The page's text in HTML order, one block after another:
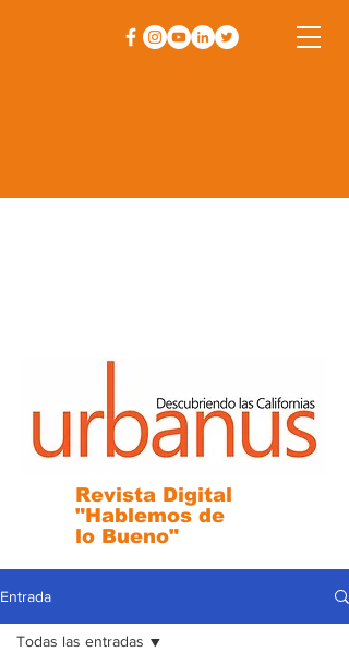
Revista Digital
"Hablemos de
lo Bueno"
Entrada
Todas las entradas